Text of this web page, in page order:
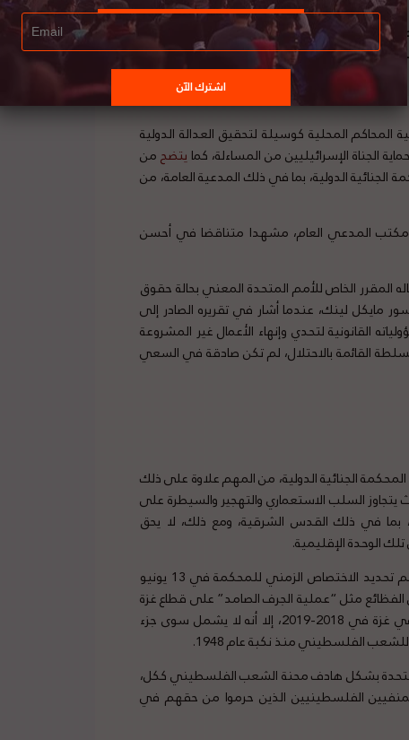
المحلية كوسيلة لتحقيق العدالة
المحلية كوسيلة لتحقيق العدالة الدولية
الجناة الإسرائيليين من المساءلة، كما يتضحمن
الدولية، بما في ذلك المدعية العامة، من
ومكتب المدعي العام، مشهدا متناقضا في أحسن
المقرر الخاص للأمم المتحدة المعني بحالة حقوق
الفلسطينية المحتلة منذ عام 1967، البروفيسور مايكل لينك، عندما أشار في تقريره الصادر إلى
القانونية لتحدي وإنهاء الأعمال غير المشروعة
القائمة بالاحتلال، لم تكن صادقة في السعي
الجنائية الدولية، من المهم علاوة على ذلك
يتجاوز السلب الاستعماري والتهجير والسيطرة على
بما في ذلك القدس الشرقية، ومع ذلك، لا يحق
الوحدة الإقليمية.
دولة فلسطين إلى نظام روما الأساسي، تم تحديد الاختصاص الزمني للمحكمة في 13 يونيو
الفظائع مثل “عملية الجرف الصامد” على قطاع غزة
في عام 2014 والقمع المنهجي لمظاهرات مسيرة العودة الكبرى في غزة في 2018-2019، إلا أنه لا يشمل سوى جزء
الفلسطيني منذ نكبة عام 1948.
المتحدة بشكل هادف محنة الشعب الفلسطيني ككل،
الفلسطينيين الذين حرموا من حقهم في